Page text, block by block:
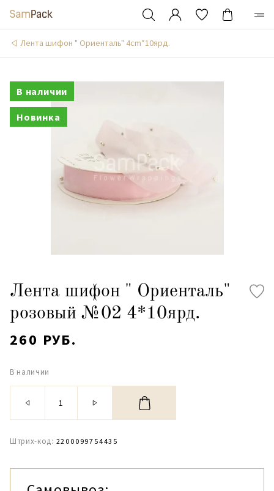
Лента шифон " Ориенталь" 4cm*10ярд.
В наличии
Новинка
Лента шифон " Ориенталь"
розовый №02 4*10ярд.
260 РУБ.
В наличии
Штрих-код: 2200099754435